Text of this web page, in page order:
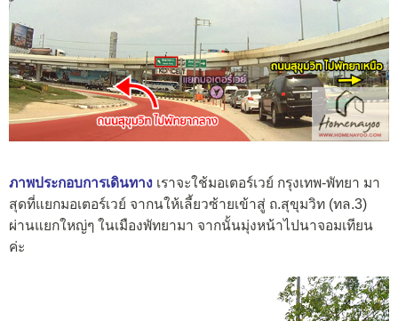
ภาพประกอบการเดินทาง เราจะใช้มอเตอร์เวย์ กรุงเทพ-พัทยา มา
สุดที่แยกมอเตอร์เวย์ จากนให้เลี้ยวซ้ายเข้าสู่ ถ.สุขุมวิท (ทล.3)
ผ่านแยกใหญ่ๆ ในเมืองพัทยามา จากนั้นมุ่งหน้าไปนาจอมเทียน
ค่ะ